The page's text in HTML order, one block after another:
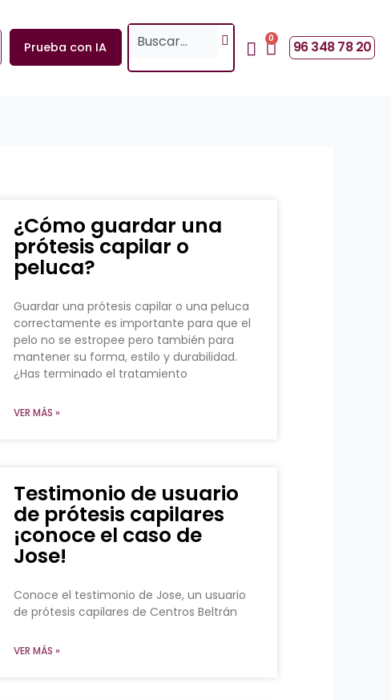
Prueba con IA
Search 0
Cart96 348 78 20
¿Cómo guardar una
prótesis capilar o
peluca?
Guardar una prótesis capilar o una peluca
correctamente es importante para que el
pelo no se estropee pero también para
mantener su forma, estilo y durabilidad.
¿Has terminado el tratamiento
VER MÁS »
Testimonio de usuario
de prótesis capilares
¡conoce el caso de
Jose!
Conoce el testimonio de Jose, un usuario
de prótesis capilares de Centros Beltrán
VER MÁS »